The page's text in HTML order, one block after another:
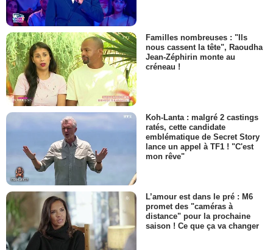
Familles nombreuses : "Ils
nous cassent la tête", Raoudha
Jean-Zéphirin monte au
créneau !
Koh-Lanta : malgré 2 castings
ratés, cette candidate
emblématique de Secret Story
lance un appel à TF1 ! "C'est
mon rêve"
L’amour est dans le pré : M6
promet des "caméras à
distance" pour la prochaine
saison ! Ce que ça va changer